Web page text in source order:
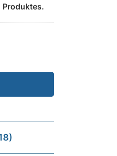
Produktes.